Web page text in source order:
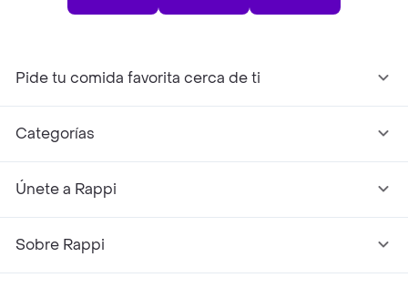
Pide tu comida favorita cerca de ti
Categorías
Únete a Rappi
Sobre Rappi